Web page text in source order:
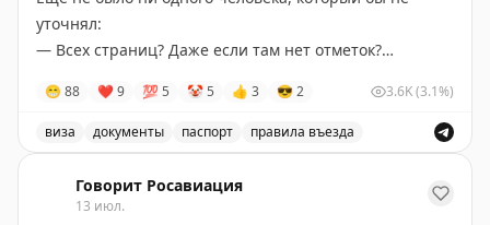
уточнял:
— Всех страниц? Даже если там нет отметок?
отметок.
Вам жалко?
😁 88 ❤ 9 💯 5 🤡5 👍 3 😎 2 3.6K(3.1%)
виза документы паспорт правила въезда
Говорит Росавиация
13 июл.